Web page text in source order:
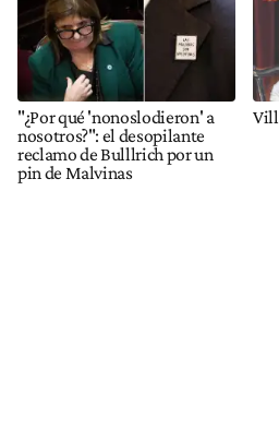
"¿Por qué 'nonoslodieron' a
nosotros?": el desopilante
reclamo de Bulllrich por un
pin de Malvinas